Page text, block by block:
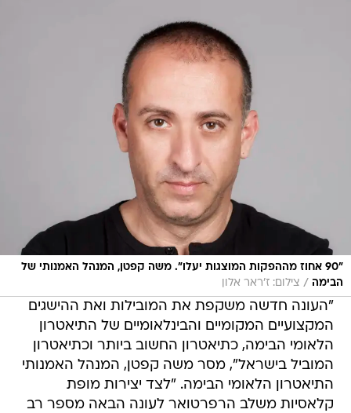
"90 אחוז מההפקות המוצגות יעלו". משה קפטן, המנהל האמנותי של
הבימה / צילום: ז'ראר אלון
"העונה חדשה משקפת את המובילות ואת ההישגים
המקצועיים המקומיים והבינלאומיים של התיאטרון
הלאומי הבימה, כתיאטרון החשוב ביותר וכתיאטרון
המוביל בישראל", מסר משה קפטן, המנהל האמנותי
התיאטרון הלאומי הבימה. "לצד יצירות מופת
קלאסיות משלב הרפרטואר לעונה הבאה מספר רב